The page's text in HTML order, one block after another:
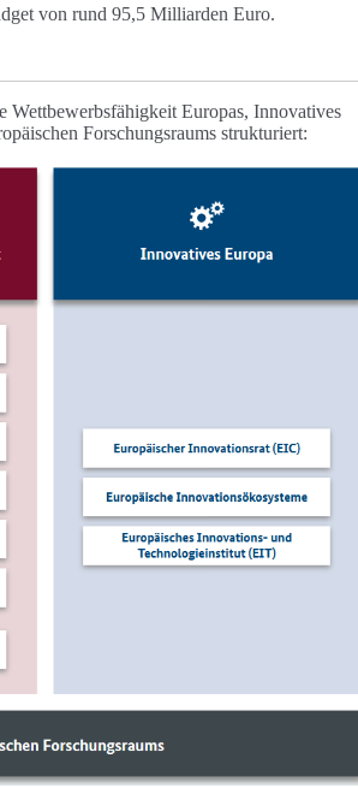
von rund 95,5 Milliarden Euro.
Wettbewerbsfähigkeit Europas, Innovatives
Forschungsraums strukturiert: